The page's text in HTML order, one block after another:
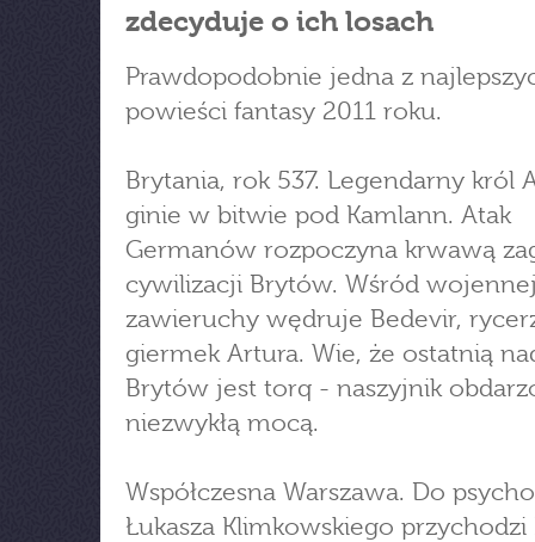
zdecyduje o ich losach
Prawdopodobnie jedna z
powieści fantasy 2011 roku.
Brytania, rok 537. Legendarny król
ginie w bitwie pod Kamlann. Atak
Germanów rozpoczyna krwawą
cywilizacji Brytów. Wśród
zawieruchy wędruje Bedevir,
giermek Artura. Wie, że ostatnią
Brytów jest torq - naszyjnik
niezwykłą mocą.
Współczesna Warszawa. Do
Łukasza Klimkowskiego przychodzi